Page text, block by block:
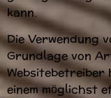
kann.
Die Verwendung
Grundlage von
einem möglichst